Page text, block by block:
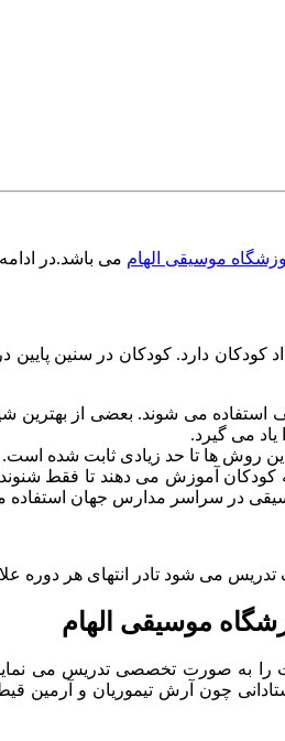
موسیقی الهام می باشد.در
کودکان دارد. کودکان در سنین
می شوند. بعضی از بهترین
یاد می گیرد.
روش ها تا حد زیادی ثابت شده است.
آموزش می دهند تا فقط
در سراسر مدارس جهان
می شود تادر انتهای هر دوره
موسیقی الهام
را به صورت تخصصی تدریس می
چون آرش تیموریان و آرمین